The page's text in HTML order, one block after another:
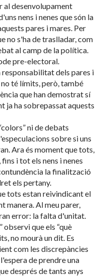
al desenvolupament
nens i nenes que són la
pares i mares. Per
no s'ha de traslladar, com
al camp de la política.
pre-electoral.
responsabilitat dels pares i
té límits, però, també
que han demostrat sí
ja ha sobrepassat aquests
ni de debats
sobre si uns
Ara és moment que tots,
i tot els nens i nenes
la finalització
els pertany.
tots estan reivindicant el
manera. Al meu parer,
error: la falta d'unitat.
observi que els “què
no mourà un dit. Es
com les discrepàncies
de prendre una
després de tants anys